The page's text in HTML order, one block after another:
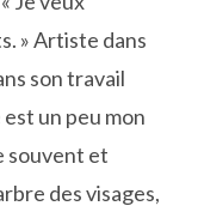
» Artiste dans
son travail
un peu mon
souvent et
des visages,